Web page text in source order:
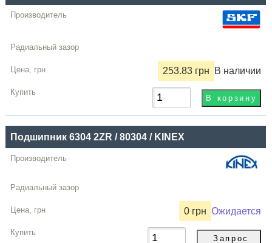
253.83 грн В наличии
Подшипник 6304 2ZR / 80304 / KINEX
0 грн Ожидается